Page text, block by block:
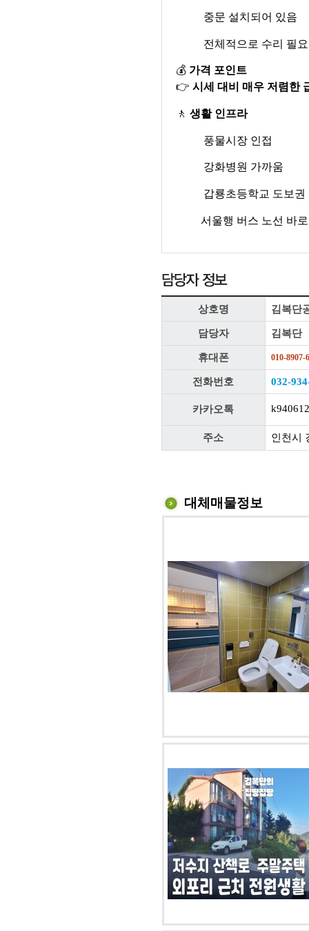
중문 설치되어 있음
전체적으로 수리 필
💰 가격 포인트
👉 시세 대비 매우 저렴한
🚶 생활 인프라
풍물시장 인접
강화병원 가까움
갑룡초등학교 도보권
서울행 버스 노선 바
상호명 김복단
담당자 김복단
휴대폰 010-8907-
전화번호 032-
카카오톡
주소 인천시
대체매물정보